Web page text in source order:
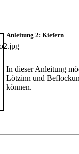
Anleitung 2: Kiefern
In dieser Anleitung
Lötzinn und
können.